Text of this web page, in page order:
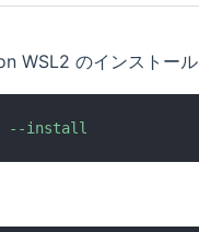
WSL2 のインストール
--install